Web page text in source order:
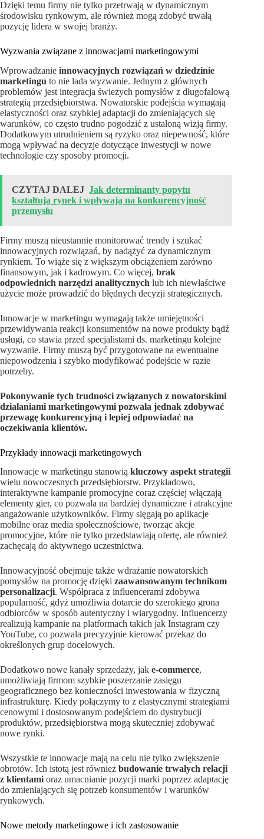
Dzięki temu firmy nie tylko przetrwają w dynamicznym
środowisku rynkowym, ale również mogą zdobyć trwałą
pozycję lidera w swojej branży.
Wyzwania związane z innowacjami marketingowymi
Wprowadzanie innowacyjnych rozwiązań w dziedzinie
marketingu to nie lada wyzwanie. Jednym z głównych
problemów jest integracja świeżych pomysłów z długofalową
strategią przedsiębiorstwa. Nowatorskie podejścia wymagają
elastyczności oraz szybkiej adaptacji do zmieniających się
warunków, co często trudno pogodzić z ustaloną wizją firmy.
Dodatkowym utrudnieniem są ryzyko oraz niepewność, które
mogą wpływać na decyzje dotyczące inwestycji w nowe
technologie czy sposoby promocji.
CZYTAJ DALEJ Jak determinanty popytu
kształtują rynek i wpływają na konkurencyjność
przemysłu
Firmy muszą nieustannie monitorować trendy i szukać
innowacyjnych rozwiązań, by nadążyć za dynamicznym
rynkiem. To wiąże się z większym obciążeniem zarówno
finansowym, jak i kadrowym. Co więcej, brak
odpowiednich narzędzi analitycznych lub ich niewłaściwe
użycie może prowadzić do błędnych decyzji strategicznych.
Innowacje w marketingu wymagają także umiejętności
przewidywania reakcji konsumentów na nowe produkty bądź
usługi, co stawia przed specjalistami ds. marketingu kolejne
wyzwanie. Firmy muszą być przygotowane na ewentualne
niepowodzenia i szybko modyfikować podejście w razie
potrzeby.
Pokonywanie tych trudności związanych z nowatorskimi
działaniami marketingowymi pozwala jednak zdobywać
przewagę konkurencyjną i lepiej odpowiadać na
oczekiwania klientów.
Przykłady innowacji marketingowych
Innowacje w marketingu stanowią kluczowy aspekt strategii
wielu nowoczesnych przedsiębiorstw. Przykładowo,
interaktywne kampanie promocyjne coraz częściej włączają
elementy gier, co pozwala na bardziej dynamiczne i atrakcyjne
angażowanie użytkowników. Firmy sięgają po aplikacje
mobilne oraz media społecznościowe, tworząc akcje
promocyjne, które nie tylko przedstawiają ofertę, ale również
zachęcają do aktywnego uczestnictwa.
Innowacyjność obejmuje także wdrażanie nowatorskich
pomysłów na promocję dzięki zaawansowanym technikom
personalizacji. Współpraca z influencerami zdobywa
popularność, gdyż umożliwia dotarcie do szerokiego grona
odbiorców w sposób autentyczny i wiarygodny. Influencerzy
realizują kampanie na platformach takich jak Instagram czy
YouTube, co pozwala precyzyjnie kierować przekaz do
określonych grup docelowych.
Dodatkowo nowe kanały sprzedaży, jak e-commerce,
umożliwiają firmom szybkie poszerzanie zasięgu
geograficznego bez konieczności inwestowania w fizyczną
infrastrukturę. Kiedy połączymy to z elastycznymi strategiami
cenowymi i dostosowanym podejściem do dystrybucji
produktów, przedsiębiorstwa mogą skuteczniej zdobywać
nowe rynki.
Wszystkie te innowacje mają na celu nie tylko zwiększenie
obrotów. Ich istotą jest również budowanie trwałych relacji
z klientami oraz umacnianie pozycji marki poprzez adaptację
do zmieniających się potrzeb konsumentów i warunków
rynkowych.
Nowe metody marketingowe i ich zastosowanie